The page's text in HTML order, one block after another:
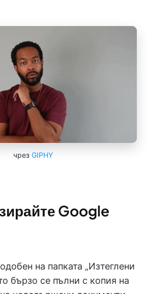
чрез GIPHY
Google
на папката „Изтеглени
бързо се пълни с копия на